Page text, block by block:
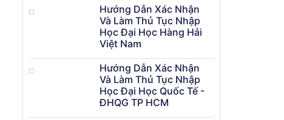
Hướng Dẫn Xác Nhận
Và Làm Thủ Tục Nhập
Học Đại Học Hàng Hải
Việt Nam
Hướng Dẫn Xác Nhận
Và Làm Thủ Tục Nhập
Học Đại Học Quốc Tế -
ĐHQG TP HCM